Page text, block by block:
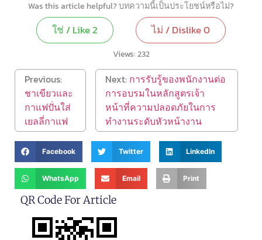
Was this article helpful? บทความนี้เป็นประโยชน์หรือไม่?
ใช่ / Like2 ไม่ / Dislike0
Views:232
Previous:
ชาเขียวและ
กาแฟปั่นใส่
เยลลี่กาแฟ
Next: การรับรู้ของพนักงานต่อ
การอบรมในหลักสูตรเจ้า
หน้าที่ความปลอดภัยในการ
ทำงานระดับหัวหน้างาน
Facebook Twitter LinkedIn
WhatsApp Email Print
QR Code For Article